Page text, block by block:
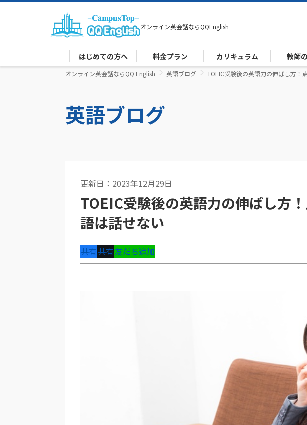
オンライン英会話ならQQEnglish
はじめての方へ 料金プラン カリキュラム 教師
オンライン英会話ならQQ English 英語ブログ TOEIC受験後の英語力の伸ばし方！
英語ブログ
更新日：2023年12月29日
TOEIC受験後の英語力の伸ばし方
語は話せない
共有共有友だち追加